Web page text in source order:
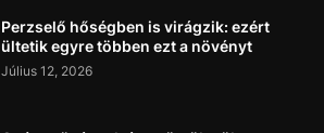
Perzselő hőségben is virágzik: ezért
ültetik egyre többen ezt a növényt
Július 12, 2026